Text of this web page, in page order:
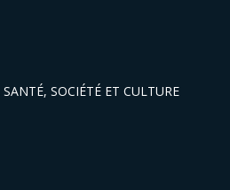
SANTÉ, SOCIÉTÉ ET CULTURE